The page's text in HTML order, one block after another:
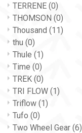
TERRENE (0)
THOMSON (0)
Thousand (11)
thu (0)
Thule (1)
Time (0)
TREK (0)
TRI FLOW (1)
Triflow (1)
Tufo (0)
Two Wheel Gear (6)